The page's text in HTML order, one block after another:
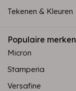
Tekenen & Kleuren
Populaire merken
Micron
Stamperia
Versafine